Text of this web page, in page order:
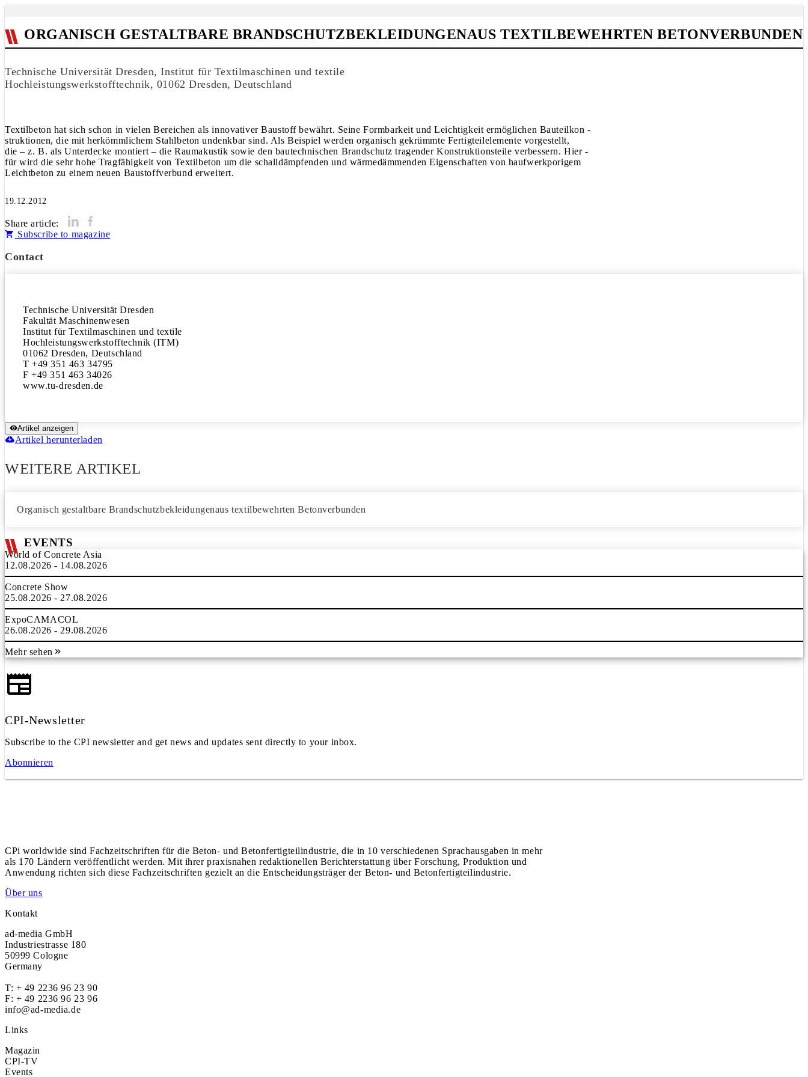
ORGANISCH GESTALTBARE BRANDSCHUTZBEKLEIDUNGENAUS TEXTILBEWEHRTEN BETONVERBUNDEN
Technische Universität Dresden, Institut für Textilmaschinen und textile
Hochleistungswerkstofftechnik, 01062 Dresden, Deutschland
Textilbeton hat sich schon in vielen Bereichen als innovativer Baustoff bewährt. Seine Formbarkeit und Leichtigkeit ermöglichen Bauteilkon -
struktionen, die mit herkömmlichem Stahlbeton undenkbar sind. Als Beispiel werden organisch gekrümmte Fertigteilelemente vorgestellt,
die – z. B. als Unterdecke montiert – die Raumakustik sowie den bautechnischen Brandschutz tragender Konstruktionsteile verbessern. Hier -
für wird die sehr hohe Tragfähigkeit von Textilbeton um die schalldämpfenden und wärmedämmenden Eigenschaften von haufwerkporigem
Leichtbeton zu einem neuen Baustoffverbund erweitert.
19.12.2012
Share article:
Subscribe to magazine
Contact
Technische Universität Dresden
Fakultät Maschinenwesen
Institut für Textilmaschinen und textile
Hochleistungswerkstofftechnik (ITM)
01062 Dresden, Deutschland
T +49 351 463 34795
F +49 351 463 34026
Artikel anzeigen
Artikel herunterladen
WEITERE ARTIKEL
Organisch gestaltbare Brandschutzbekleidungenaus textilbewehrten Betonverbunden
EVENTS
World of Concrete Asia
12.08.2026 - 14.08.2026
Concrete Show
25.08.2026 - 27.08.2026
ExpoCAMACOL
26.08.2026 - 29.08.2026
Mehr sehen
CPI-Newsletter
Subscribe to the CPI newsletter and get news and updates sent directly to your inbox.
Abonnieren
CPi worldwide sind Fachzeitschriften für die Beton- und Betonfertigteilindustrie, die in 10 verschiedenen Sprachausgaben in mehr
als 170 Ländern veröffentlicht werden. Mit ihrer praxisnahen redaktionellen Berichterstattung über Forschung, Produktion und
Anwendung richten sich diese Fachzeitschriften gezielt an die Entscheidungsträger der Beton- und Betonfertigteilindustrie.
Über uns
Kontakt
ad-media GmbH
Industriestrasse 180
50999 Cologne
Germany
T: + 49 2236 96 23 90
F: + 49 2236 96 23 96
info@ad-media.de
Links
Magazin
CPI-TV
Events